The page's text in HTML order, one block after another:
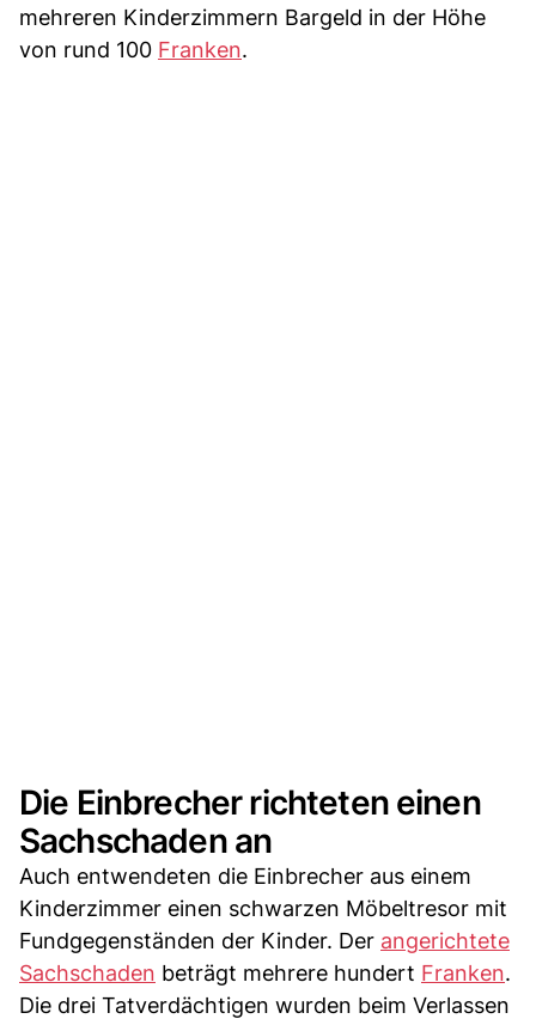
mehreren Kinderzimmern Bargeld in der Höhe
von rund 100 Franken.
Die Einbrecher richteten einen
Sachschaden an
Auch entwendeten die Einbrecher aus einem
Kinderzimmer einen schwarzen Möbeltresor mit
Fundgegenständen der Kinder. Der angerichtete
Sachschaden beträgt mehrere hundert Franken.
Die drei Tatverdächtigen wurden beim Verlassen